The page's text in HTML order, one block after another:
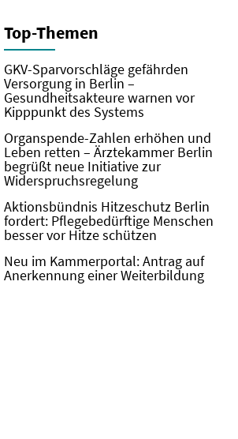
Top-Themen
GKV-Sparvorschläge gefährden
Versorgung in Berlin –
Gesundheitsakteure warnen vor
Kipppunkt des Systems
Organspende-Zahlen erhöhen und
Leben retten – Ärztekammer Berlin
begrüßt neue Initiative zur
Widerspruchsregelung
Aktionsbündnis Hitzeschutz Berlin
fordert: Pflegebedürftige Menschen
besser vor Hitze schützen
Neu im Kammerportal: Antrag auf
Anerkennung einer Weiterbildung